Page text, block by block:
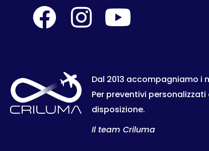
Dal 2013 accompagniamo
Per preventivi
disposizione.
Il team Criluma